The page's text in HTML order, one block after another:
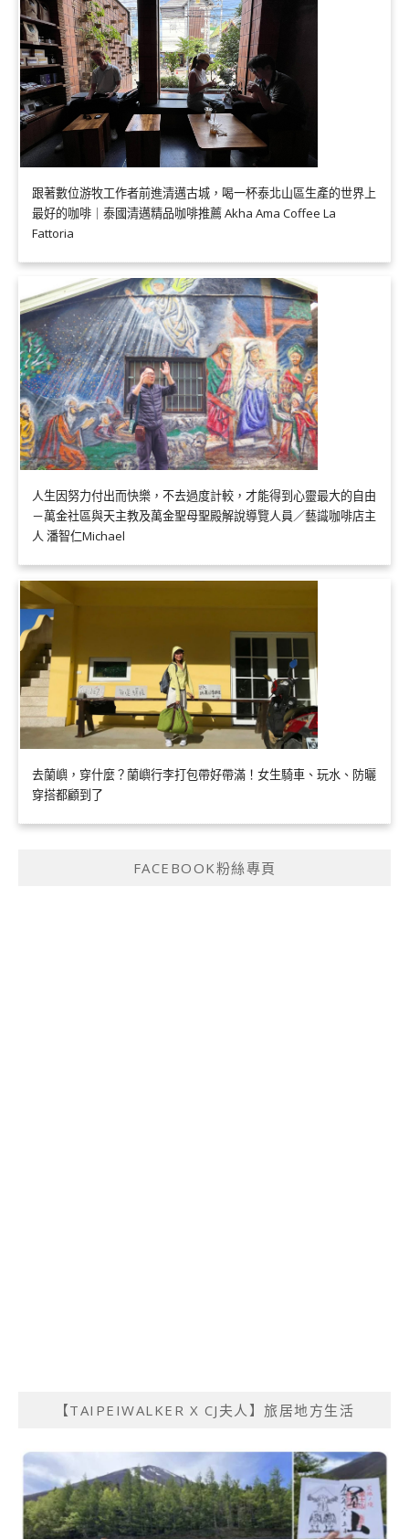
跟著數位游牧工作者前進清邁古城，喝一杯泰北山區生產的世界上
最好的咖啡｜泰國清邁精品咖啡推薦 Akha Ama Coffee La
Fattoria
人生因努力付出而快樂，不去過度計較，才能得到心靈最大的自由
－萬金社區與天主教及萬金聖母聖殿解說導覽人員／藝識咖啡店主
人 潘智仁Michael
去蘭嶼，穿什麼？蘭嶼行李打包帶好帶滿！女生騎車、玩水、防曬
穿搭都顧到了
FACEBOOK粉絲專頁
【TAIPEIWALKER X CJ夫人】旅居地方生活